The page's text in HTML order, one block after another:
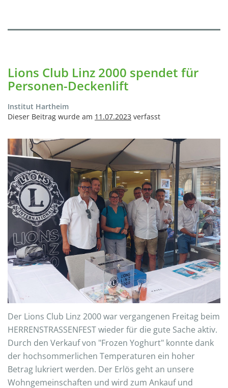
Lions Club Linz 2000 spendet für
Personen-Deckenlift
Institut Hartheim
Dieser Beitrag wurde am 11.07.2023 verfasst
Der Lions Club Linz 2000 war vergangenen Freitag beim
HERRENSTRASSENFEST wieder für die gute Sache aktiv.
Durch den Verkauf von "Frozen Yoghurt" konnte dank
der hochsommerlichen Temperaturen ein hoher
Betrag lukriert werden. Der Erlös geht an unsere
Wohngemeinschaften und wird zum Ankauf und